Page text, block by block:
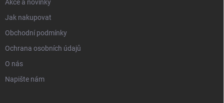
Akce a novinky
Jak nakupovat
Obchodní podmínky
Ochrana osobních údajů
O nás
Napište nám